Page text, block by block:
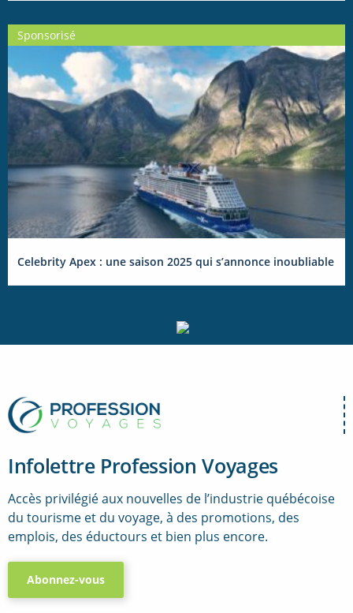
Sponsorisé
Celebrity Apex : une saison 2025 qui s’annonce inoubliable
Infolettre Profession Voyages
Accès privilégié aux nouvelles de l’industrie québécoise
du tourisme et du voyage, à des promotions, des
emplois, des éductours et bien plus encore.
Abonnez-vous